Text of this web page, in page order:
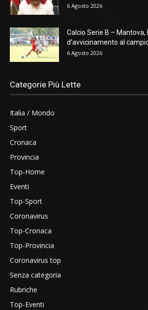
6 Agosto 2026
Calcio Serie B – Mantova,
d’avvicinamento al
6 Agosto 2026
Categorie Più Lette
Italia / Mondo
Sport
Cronaca
Provincia
Top-Home
Eventi
Top-Sport
Coronavirus
Top-Cronaca
Top-Provincia
Coronavirus top
Senza categoria
Rubriche
Top-Eventi